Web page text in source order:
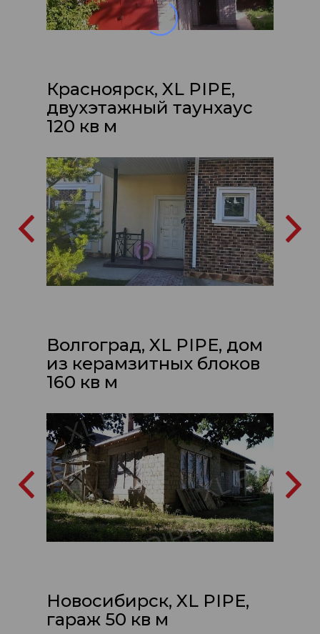
Красноярск, XL PIPE,
двухэтажный таунхаус
120 кв м
Волгоград, XL PIPE, дом
из керамзитных блоков
160 кв м
Новосибирск, XL PIPE,
гараж 50 кв м